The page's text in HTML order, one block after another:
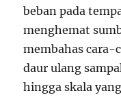
beban pada
menghemat
membahas
daur ulang
hingga skala